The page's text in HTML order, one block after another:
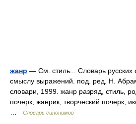
жанр — См. стиль... Словарь русских
смыслу выражений. под. ред. Н.
словари, 1999. жанр разряд, стиль,
почерк, жанрик, творческий почерк,
Словарь синонимов